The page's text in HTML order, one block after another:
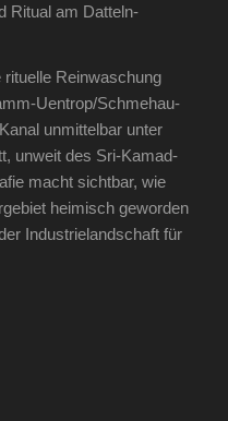
Ritu­al am Dat­teln-
Rein­wa­schung
Uen­trop/­Sch­me­hau­
unmit­tel­bar unter
unweit des Sri-Kama­d­
macht sicht­bar, wie
hei­misch gewor­den
Indus­trie­land­schaft für